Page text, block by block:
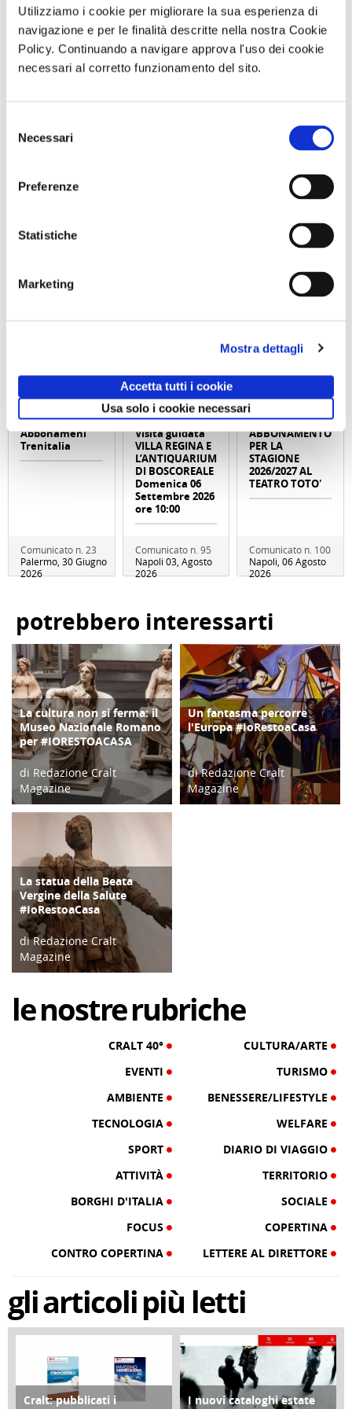
Utilizziamo i cookie per migliorare la sua esperienza di
navigazione e per le finalità descritte nella nostra Cookie
Policy. Continuando a navigare approva l'uso dei cookie
necessari al corretto funzionamento del sito.
delNecessari
Preferenze
Statistiche
Marketing
Mostra dettagli
Accetta tutti i cookie
Usa solo i cookie necessari
partecipazione che di fruizione delle opere d'arte". Viviamo un
rallentamento, "una lentezza che è anche opportunità di studio,
tempo utile per progetti futuri, non solo progetti di grandi mostre
27 Aprile 2020
attività correlate:
Abbonameni
Trenitalia
Comunicato n. 23
Palermo, 30 Giugno
2026
Visita guidata
VILLA REGINA E
L’ANTIQUARIUM
DI BOSCOREALE
Domenica 06
Settembre 2026
ore 10:00
Comunicato n. 95
Napoli 03, Agosto
2026
ABBONAMENTO
PER LA
STAGIONE
2026/2027 AL
TEATRO TOTO'
Comunicato n. 100
Napoli, 06 Agosto
2026
potrebbero interessarti
CULTURA/ARTE
La cultura non si ferma: il
Museo Nazionale Romano
per #IORESTOACASA
di Redazione Cralt
Magazine
31/03/20
CULTURA/ARTE
Un fantasma percorre
l'Europa #IoRestoaCasa
di Redazione Cralt
Magazine
CULTURA/ARTE
La statua della Beata
Vergine della Salute
#IoRestoaCasa
di Redazione Cralt
Magazine
lenostrerubriche
CRALT 40°
CULTURA/ARTE
EVENTI
TURISMO
AMBIENTE
BENESSERE/LIFESTYLE
TECNOLOGIA
WELFARE
SPORT
DIARIO DI VIAGGIO
ATTIVITÀ
TERRITORIO
BORGHI D'ITALIA
SOCIALE
FOCUS
COPERTINA
CONTRO COPERTINA
LETTERE AL DIRETTORE
gliarticolipiù letti
COPERTINA
Cralt: pubblicati i
CONTRO COPERTINA
I nuovi cataloghi estate